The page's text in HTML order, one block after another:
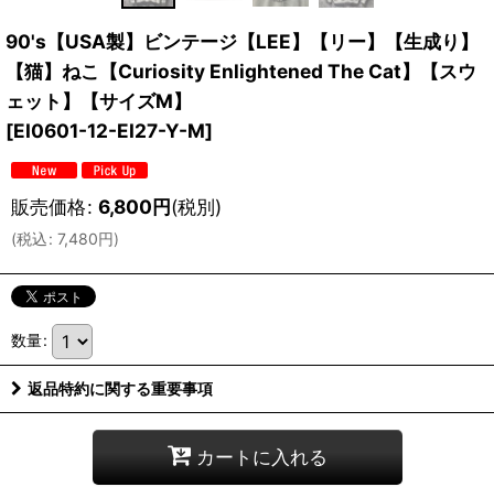
90's【USA製】ビンテージ【LEE】【リー】【生成り】
【猫】ねこ【Curiosity Enlightened The Cat】【スウ
ェット】【サイズM】
[EI0601-12-EI27-Y-M]
販売価格: 6,800円(税別)
(税込: 7,480円)
数量:
返品特約に関する重要事項
カートに入れる